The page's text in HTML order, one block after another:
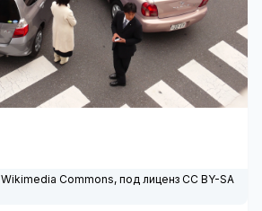
Wikimedia Commons, под лиценз CC BY-SA